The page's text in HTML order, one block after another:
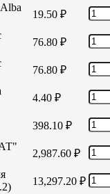
19.50 ₽
76.80 ₽
76.80 ₽
4.40 ₽
398.10 ₽
2,987.60 ₽
13,297.20 ₽